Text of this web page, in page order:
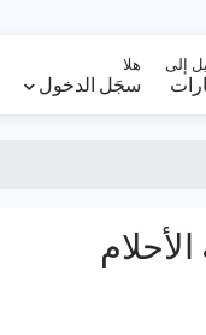
إلى هلا
سجَل الدخول